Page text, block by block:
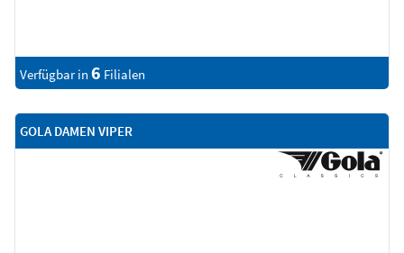
Verfügbar in 6 Filialen
GOLA DAMEN VIPER